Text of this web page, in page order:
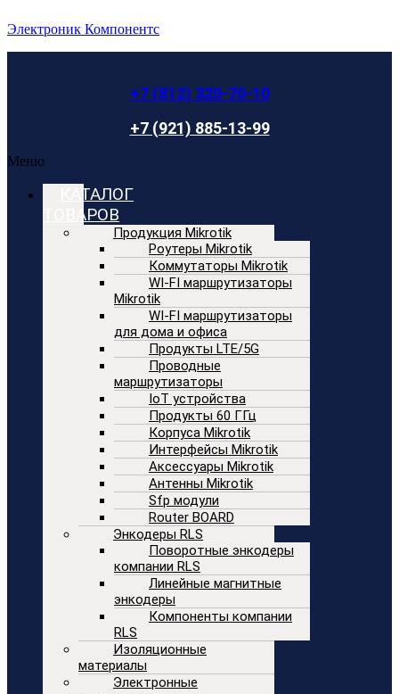
Электроник Компонентс
+7 (812) 320-70-10
+7 (921) 885-13-99
Меню
КАТАЛОГ
ТОВАРОВ
Продукция Mikrotik
Роутеры Mikrotik
Коммутаторы Mikrotik
WI-FI маршрутизаторы
Mikrotik
WI-FI маршрутизаторы
для дома и офиса
Продукты LTE/5G
Проводные
маршрутизаторы
IoT устройства
Продукты 60 ГГц
Корпуса Mikrotik
Интерфейсы Mikrotik
Аксессуары Mikrotik
Антенны Mikrotik
Sfp модули
Router BOARD
Энкодеры RLS
Поворотные энкодеры
компании RLS
Линейные магнитные
энкодеры
Компоненты компании
RLS
Изоляционные
материалы
Электронные